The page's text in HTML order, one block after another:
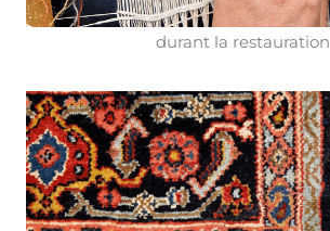
durant la restauration